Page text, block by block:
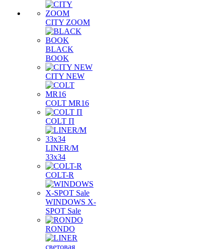
CITY ZOOM
BLACK
BOOK
CITY NEW
COLT MR16
COLT П
LINER/М
33х34
COLT-R
WINDOWS X-
SPOT Sale
RONDO